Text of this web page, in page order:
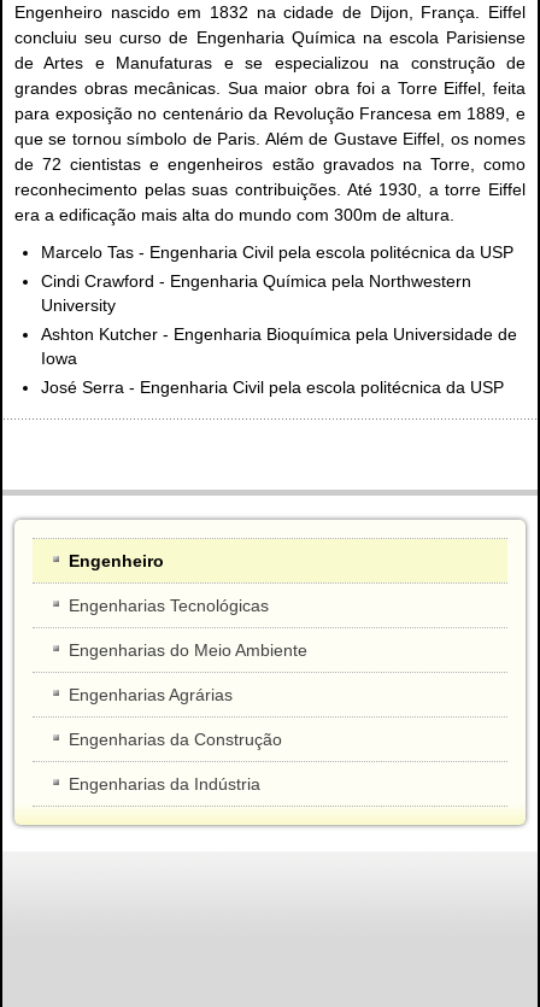
Engenheiro nascido em 1832 na cidade de Dijon, França. Eiffel
concluiu seu curso de Engenharia Química na escola Parisiense
de Artes e Manufaturas e se especializou na construção de
grandes obras mecânicas. Sua maior obra foi a Torre Eiffel, feita
para exposição no centenário da Revolução Francesa em 1889, e
que se tornou símbolo de Paris. Além de Gustave Eiffel, os nomes
de 72 cientistas e engenheiros estão gravados na Torre, como
reconhecimento pelas suas contribuições. Até 1930, a torre Eiffel
era a edificação mais alta do mundo com 300m de altura.
Marcelo Tas - Engenharia Civil pela escola politécnica da USP
Cindi Crawford - Engenharia Química pela Northwestern
University
Ashton Kutcher - Engenharia Bioquímica pela Universidade de
Iowa
José Serra - Engenharia Civil pela escola politécnica da USP
Engenheiro
Engenharias Tecnológicas
Engenharias do Meio Ambiente
Engenharias Agrárias
Engenharias da Construção
Engenharias da Indústria